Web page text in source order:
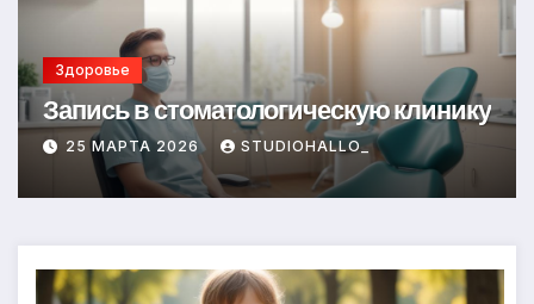
Здоровье
Запись в стоматологическую клинику
25 МАРТА 2026 STUDIOHALLO_